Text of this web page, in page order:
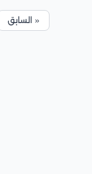
« السابق